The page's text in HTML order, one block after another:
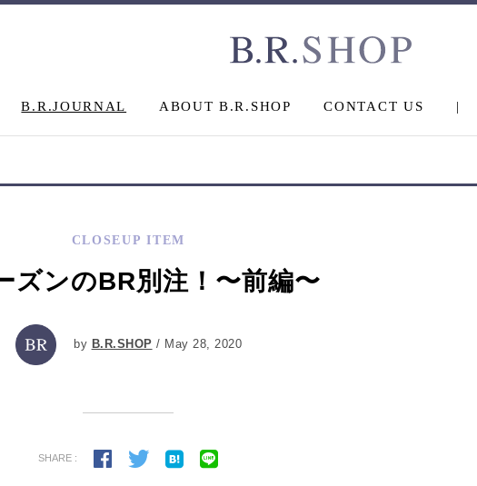
B.R.JOURNAL ABOUT B.R.SHOP CONTACT US |
CLOSEUP ITEM
ズンのBR別注！〜前編〜
by B.R.SHOP / May 28, 2020
SHARE :